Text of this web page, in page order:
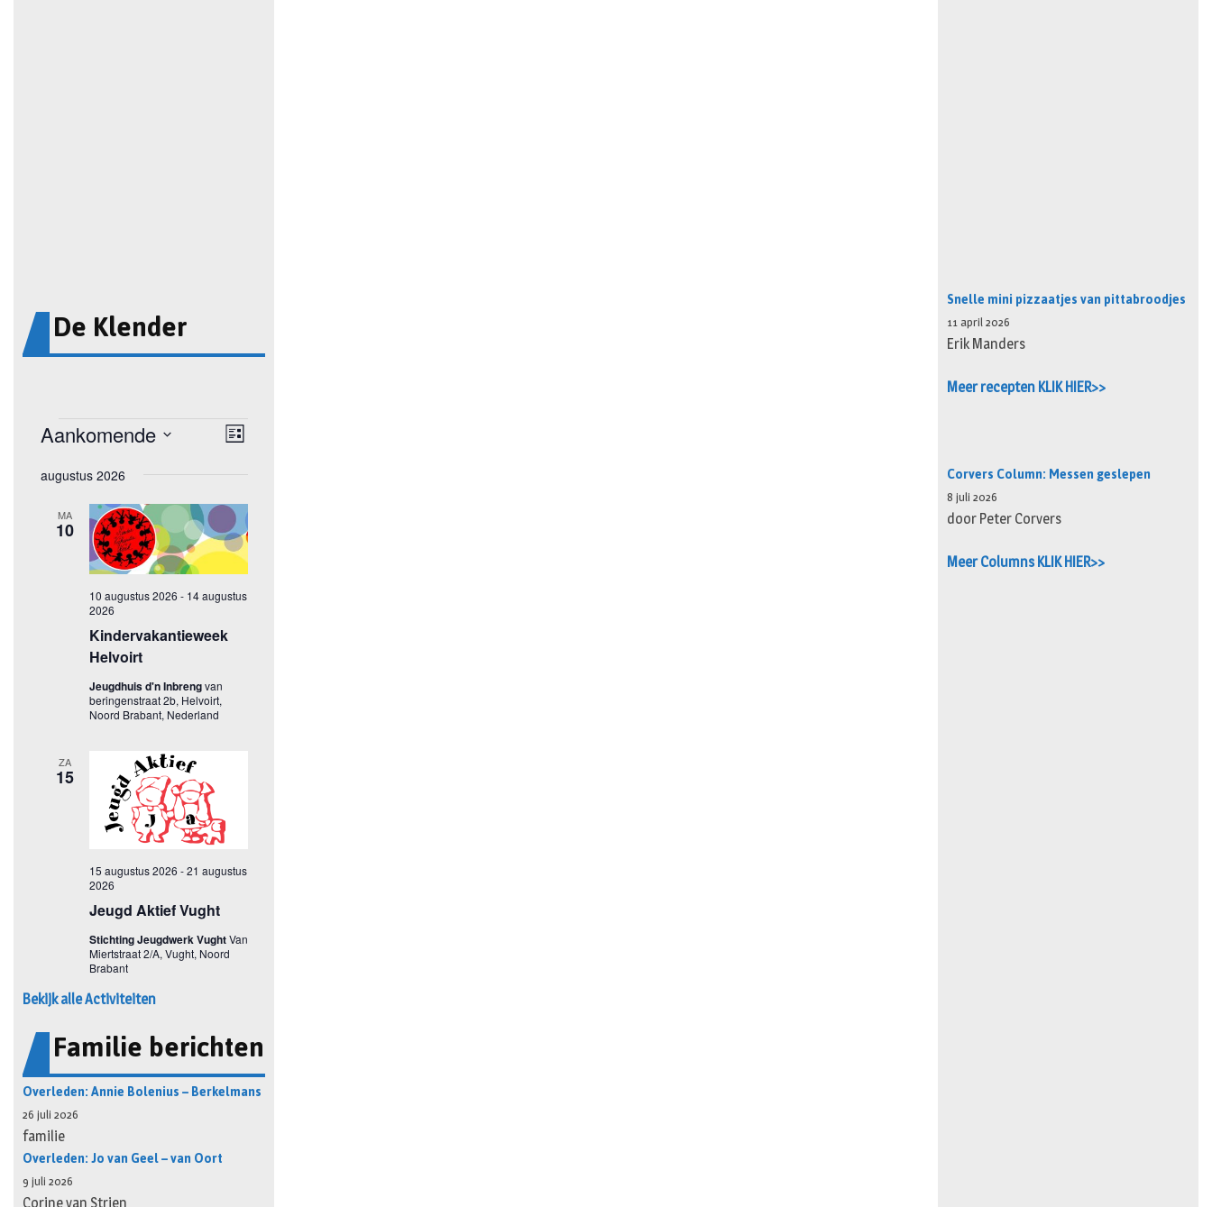
De Klender
Bekijk alle Activiteiten
Familie berichten
Overleden: Annie Bolenius – Berkelmans
26 juli 2026
familie
Overleden: Jo van Geel – van Oort
9 juli 2026
Corine van Strien
Snelle mini pizzaatjes van pittabroodjes
11 april 2026
Erik Manders
Meer recepten KLIK HIER>>
Corvers Column: Messen geslepen
8 juli 2026
door Peter Corvers
Meer Columns KLIK HIER>>